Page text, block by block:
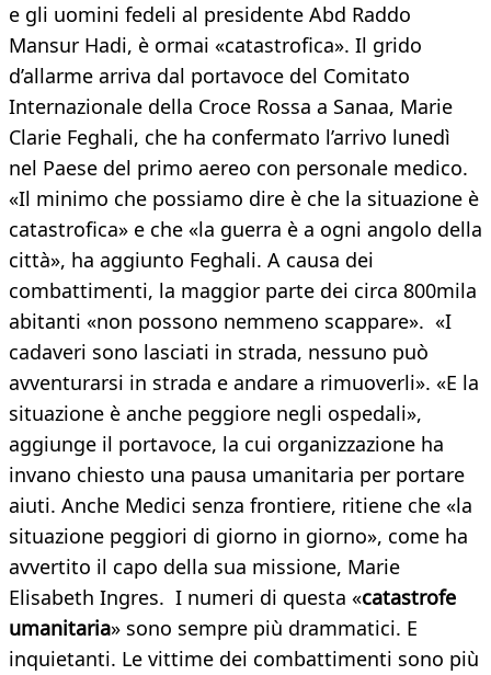
e gli uomini fedeli al presidente Abd Raddo
Mansur Hadi, è ormai «catastrofica». Il grido
d’allarme arriva dal portavoce del Comitato
Internazionale della Croce Rossa a Sanaa, Marie
Clarie Feghali, che ha confermato l’arrivo lunedì
nel Paese del primo aereo con personale medico.
«Il minimo che possiamo dire è che la situazione è
catastrofica» e che «la guerra è a ogni angolo della
città», ha aggiunto Feghali. A causa dei
combattimenti, la maggior parte dei circa 800mila
abitanti «non possono nemmeno scappare». «I
cadaveri sono lasciati in strada, nessuno può
avventurarsi in strada e andare a rimuoverli». «E la
situazione è anche peggiore negli ospedali»,
aggiunge il portavoce, la cui organizzazione ha
invano chiesto una pausa umanitaria per portare
aiuti. Anche Medici senza frontiere, ritiene che «la
situazione peggiori di giorno in giorno», come ha
avvertito il capo della sua missione, Marie
Elisabeth Ingres. I numeri di questa «catastrofe
umanitaria» sono sempre più drammatici. E
inquietanti. Le vittime dei combattimenti sono più